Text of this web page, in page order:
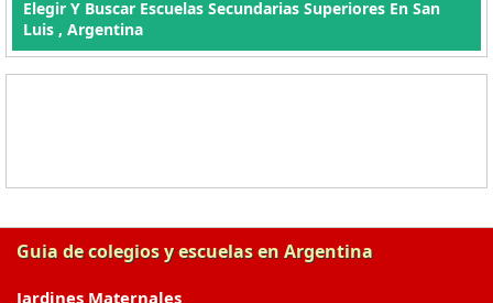
Elegir Y Buscar Escuelas Secundarias Superiores En San
Luis , Argentina
Guia de colegios y escuelas en Argentina
Jardines Maternales